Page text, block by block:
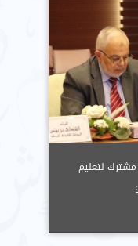
مشترك لتعليم